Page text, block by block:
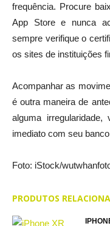
frequência. Procure
App Store e nunca
sempre verifique o
os sites de instituições
Acompanhar as
é outra maneira de
alguma
imediato com seu
Foto: iStock/
PRODUTOS